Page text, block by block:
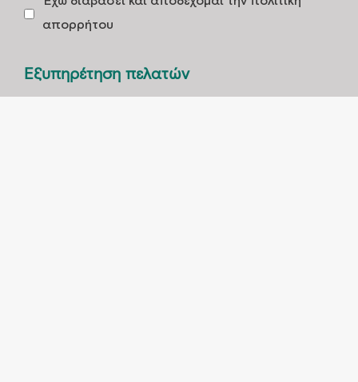
απορρήτου
Εξυπηρέτηση πελατών